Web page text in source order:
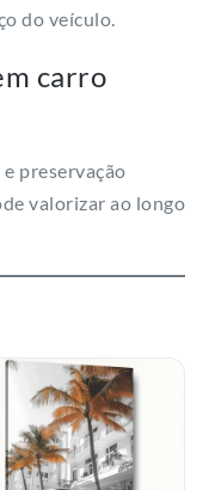
do veículo.
carro
preservação
valorizar ao longo